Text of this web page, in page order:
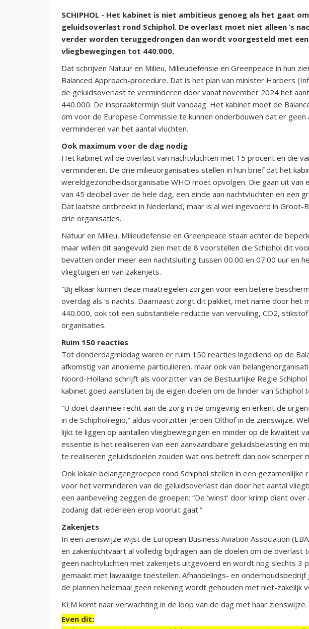
SCHIPHOL - Het kabinet is niet ambitieus genoeg als het gaat
geluidsoverlast rond Schiphol. De overlast moet niet alleen ’s
verder worden teruggedrongen dan wordt voorgesteld met
vliegbewegingen tot 440.000.
Dat schrijven Natuur en Milieu, Milieudefensie en Greenpeace in hun
Balanced Approach-procedure. Dat is het plan van minister Harbers
de geluidsoverlast te verminderen door vanaf november 2024 het
440.000. De inspraaktermijn sluit vandaag. Het kabinet moet de
om voor de Europese Commissie te kunnen onderbouwen dat er
verminderen van het aantal vluchten.
Ook maximum voor de dag nodig
Het kabinet wil de overlast van nachtvluchten met 15 procent en die
verminderen. De drie milieuorganisaties stellen in hun brief dat het
wereldgezondheidsorganisatie WHO moet opvolgen. Die gaan uit van
van 45 decibel over de hele dag, een einde aan nachtvluchten en een
Dat laatste ontbreekt in Nederland, maar is al wel ingevoerd in Groot-
drie organisaties.
Natuur en Milieu, Milieudefensie en Greenpeace staan achter de
maar willen dit aangevuld zien met de 8 voorstellen die Schiphol dit
bevatten onder meer een nachtsluiting tussen 00.00 en 07.00 uur en
vliegtuigen en van zakenjets.
“Bij elkaar kunnen deze maatregelen zorgen voor een betere
overdag als ‘s nachts. Daarnaast zorgt dit pakket, met name door het
440.000, ook tot een substantiële reductie van vervuiling, CO2,
organisaties.
Ruim 150 reacties
Tot donderdagmiddag waren er ruim 150 reacties ingediend op de
afkomstig van anonieme particulieren, maar ook van
Noord-Holland schrijft als voorzitter van de Bestuurlijke Regie
kabinet goed aansluiten bij de eigen doelen om de hinder van Schiphol
“U doet daarmee recht aan de zorg in de omgeving en erkent de
in de Schipholregio,” aldus voorzitter Jeroen Olthof in de zienswijze.
lijkt te liggen op aantallen vliegbewegingen en minder op de kwaliteit
essentie is het realiseren van een aanvaardbare geluidsbelasting en
te realiseren geluidsdoelen zouden wat ons betreft dan ook scherper
Ook lokale belangengroepen rond Schiphol stellen in een
voor het verminderen van de geluidsoverlast dan door het aantal
een aanbeveling zeggen de groepen: “De ‘winst’ door krimp dient
zodanig dat iedereen erop vooruit gaat.”
Zakenjets
In een zienswijze wijst de European Business Aviation Association
en zakenluchtvaart al volledig bijdragen aan de doelen om de overlast
geen nachtvluchten met zakenjets uitgevoerd en wordt nog slechts 3
gemaakt met lawaaiige toestellen. Afhandelings- en
de plannen helemaal geen rekening wordt gehouden met niet-zakelijk
KLM komt naar verwachting in de loop van de dag met haar zienswijze.
Even dit: